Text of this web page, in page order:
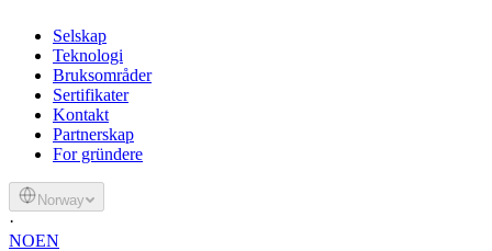
Selskap
Teknologi
Bruksområder
Sertifikater
Kontakt
Partnerskap
For gründere
Norway
·
NOEN